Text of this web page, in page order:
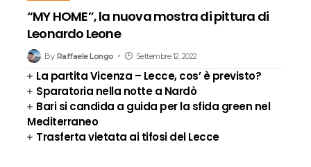
“MY HOME”, la nuova mostra di pittura di
Leonardo Leone
By Raffaele Longo Settembre 12, 2022
La partita Vicenza – Lecce, cos’ è previsto?
Sparatoria nella notte a Nardò
Bari si candida a guida per la sfida green nel
Mediterraneo
Trasferta vietata ai tifosi del Lecce